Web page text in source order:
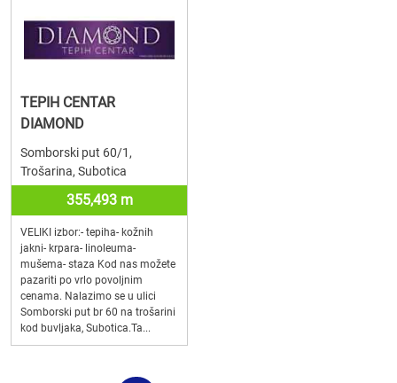
TEPIH CENTAR
DIAMOND
Somborski put 60/1,
Trošarina, Subotica
355,493 m
VELIKI izbor:- tepiha- kožnih
jakni- krpara- linoleuma-
mušema- staza Kod nas možete
pazariti po vrlo povoljnim
cenama. Nalazimo se u ulici
Somborski put br 60 na trošarini
kod buvljaka, Subotica.Ta...